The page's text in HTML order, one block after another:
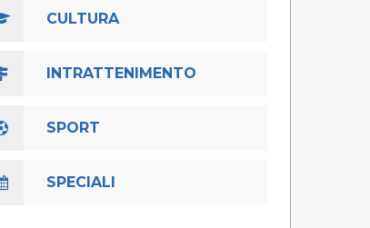
CULTURA
INTRATTENIMENTO
SPORT
SPECIALI